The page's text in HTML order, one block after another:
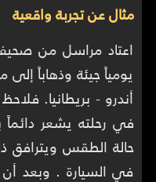
مثال عن تجربة واقعية
اعتاد مراسل من
يومياً جيئة وذهاباً
أندرو - بريطانيا.
في رحلته يشعر
حالة الطقس ويترافق
في السيارة . وبعد أن